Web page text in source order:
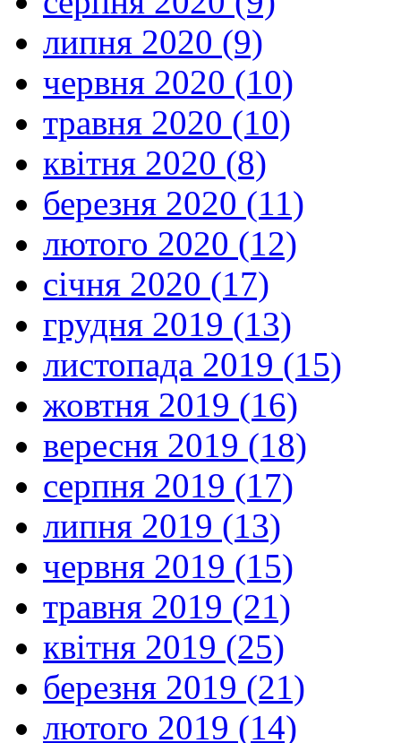
липня 2020 (9)
червня 2020 (10)
травня 2020 (10)
квітня 2020 (8)
березня 2020 (11)
лютого 2020 (12)
січня 2020 (17)
грудня 2019 (13)
листопада 2019 (15)
жовтня 2019 (16)
вересня 2019 (18)
серпня 2019 (17)
липня 2019 (13)
червня 2019 (15)
травня 2019 (21)
квітня 2019 (25)
березня 2019 (21)
лютого 2019 (14)